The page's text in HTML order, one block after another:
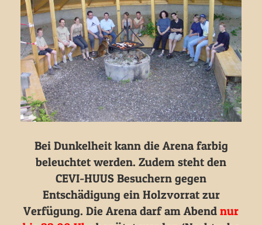
Bei Dunkelheit kann die Arena farbig
beleuchtet werden. Zudem steht den
CEVI-HUUS Besuchern gegen
Entschädigung ein Holzvorrat zur
Verfügung. Die Arena darf am Abend nur